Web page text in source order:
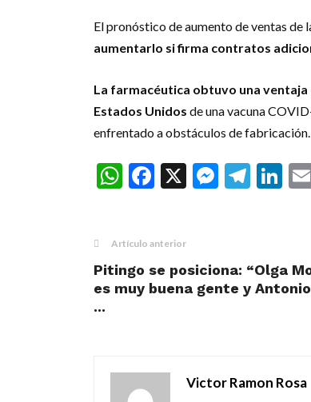
El pronóstico de aumento de ventas de
aumentarlo si firma contratos
La farmacéutica obtuvo una
Estados Unidos de una vacuna
enfrentado a obstáculos de fabricación.
WhatsApp
Facebook
X
Artículo anterior
Pitingo se posiciona: “Olga
es muy buena gente y
...
Victor Ramon Rosa